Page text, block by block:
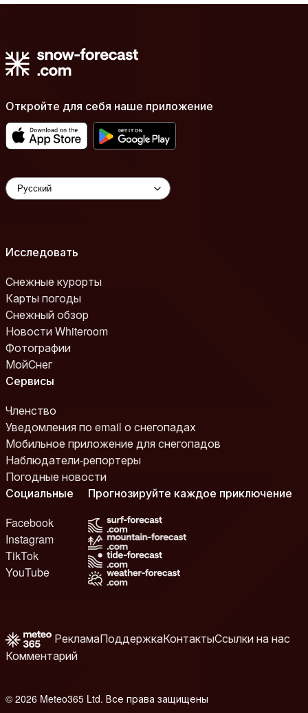
Откройте для себя наше приложение
Исследовать
Снежные курорты
Карты погоды
Снежный обзор
Новости Whiteroom
Фотографии
МойСнег
Сервисы
Членство
Уведомления по email о снегопадах
Мобильное приложение для снегопадов
Наблюдатели-репортеры
Погодные новости
Социальные
Facebook
Instagram
TikTok
YouTube
Прогнозируйте каждое приключение
РекламаПоддержкаКонтактыСсылки на нас
Комментарий
© 2026 Meteo365 Ltd. Все права защищены